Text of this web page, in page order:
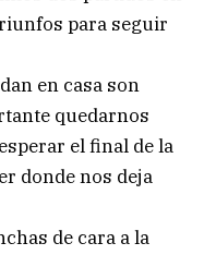
para seguir
en casa son
quedarnos
el final de la
donde nos deja
de cara a la